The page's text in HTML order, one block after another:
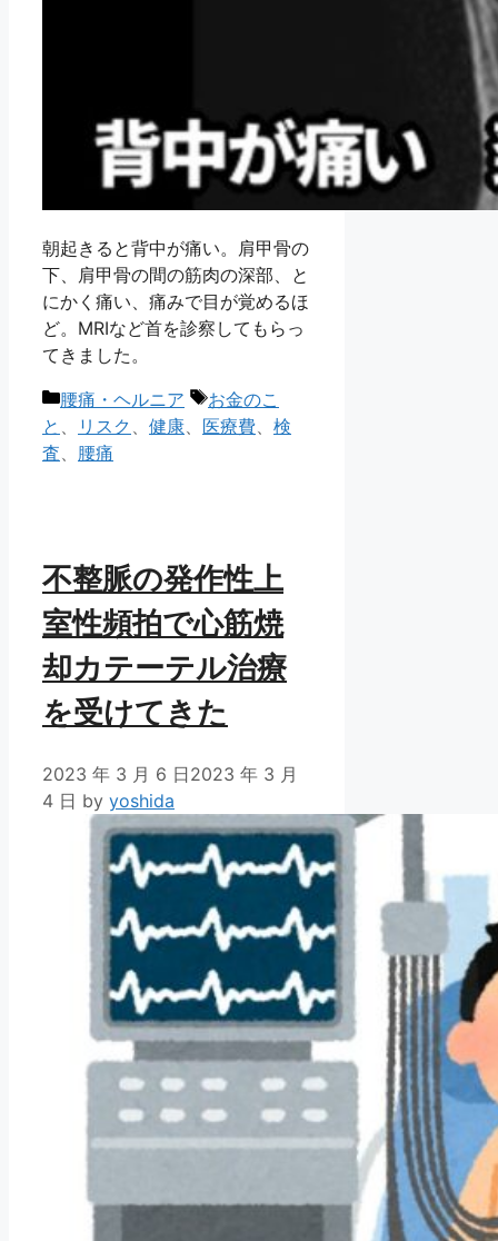
朝起きると背中が痛い。肩甲骨の
下、肩甲骨の間の筋肉の深部、と
にかく痛い、痛みで目が覚めるほ
ど。MRIなど首を診察してもらっ
てきました。
カ
腰痛・ヘルニア
タ
グ
お金のこ
と 、 リスク 、 健康、 医療費、 検
査、 腰痛
不整脈の発作性上
室性頻拍で心筋焼
却カテーテル治療
を受けてきた
2023 年 3 月 6 日2023 年 3 月
4 日 by yoshida